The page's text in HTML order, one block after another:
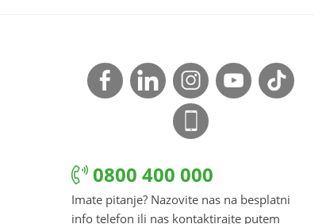
0800 400 000
Imate pitanje? Nazovite nas na besplatni
info telefon ili nas kontaktirajte putem